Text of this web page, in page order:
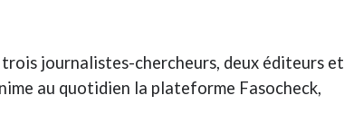
trois journalistes-chercheurs, deux éditeurs et
au quotidien la plateforme Fasocheck,